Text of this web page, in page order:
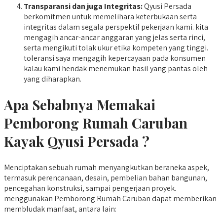
Transparansi dan juga Integritas:Qyusi Persada
berkomitmen untuk memelihara keterbukaan serta
integritas dalam segala perspektif pekerjaan kami. kita
mengagih ancar-ancar anggaran yang jelas serta rinci,
serta mengikuti tolak ukur etika kompeten yang tinggi.
toleransi saya mengagih kepercayaan pada konsumen
kalau kami hendak menemukan hasil yang pantas oleh
yang diharapkan.
Apa Sebabnya Memakai
Pemborong Rumah Caruban
Kayak Qyusi Persada ?
Menciptakan sebuah rumah menyangkutkan beraneka aspek,
termasuk perencanaan, desain, pembelian bahan bangunan,
pencegahan konstruksi, sampai pengerjaan proyek.
menggunakan Pemborong Rumah Caruban dapat memberikan
membludak manfaat, antara lain: